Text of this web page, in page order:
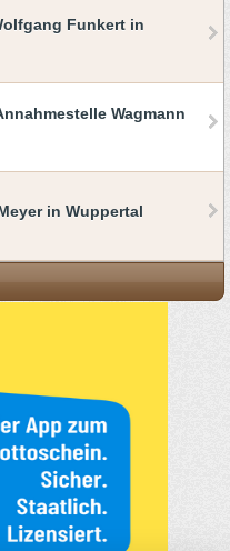
Funkert in
Wagmann
in Wuppertal